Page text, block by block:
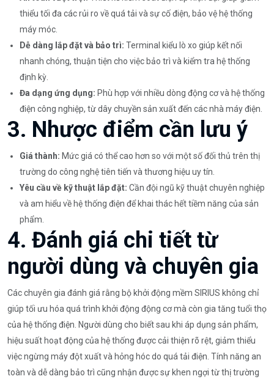
thiểu tối đa các rủi ro về quá tải và sự cố điện, bảo vệ hệ thống
máy móc.
Dễ dàng lắp đặt và bảo trì: Terminal kiểu lò xo giúp kết nối
nhanh chóng, thuận tiện cho việc bảo trì và kiểm tra hệ thống
định kỳ.
Đa dạng ứng dụng: Phù hợp với nhiều dòng động cơ và hệ thống
điện công nghiệp, từ dây chuyền sản xuất đến các nhà máy điện.
3. Nhược điểm cần lưu ý
Giá thành: Mức giá có thể cao hơn so với một số đối thủ trên thị
trường do công nghệ tiên tiến và thương hiệu uy tín.
Yêu cầu về kỹ thuật lắp đặt: Cần đội ngũ kỹ thuật chuyên nghiệp
và am hiểu về hệ thống điện để khai thác hết tiềm năng của sản
phẩm.
4. Đánh giá chi tiết từ
người dùng và chuyên gia
Các chuyên gia đánh giá rằng bộ khởi động mềm SIRIUS không chỉ
giúp tối ưu hóa quá trình khởi động động cơ mà còn gia tăng tuổi thọ
của hệ thống điện. Người dùng cho biết sau khi áp dụng sản phẩm,
hiệu suất hoạt động của hệ thống được cải thiện rõ rệt, giảm thiểu
việc ngừng máy đột xuất và hỏng hóc do quá tải điện. Tính năng an
toàn và dễ dàng bảo trì cũng nhận được sự khen ngợi từ thị trường